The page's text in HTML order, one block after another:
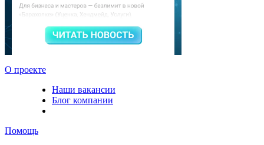
О проекте
Наши вакансии
Блог компании
Помощь